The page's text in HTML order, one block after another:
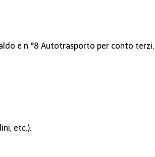
e n °8 Autotrasporto per conto terzi.
etc.).